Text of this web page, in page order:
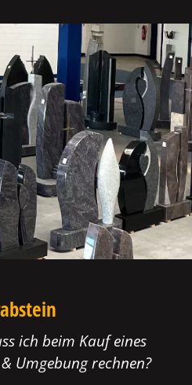
ich beim Kauf eines
Umgebung rechnen?